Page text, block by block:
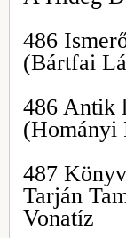
486
(Bártfai
486 Antik
(Hományi
487
Tarján
Vonatíz